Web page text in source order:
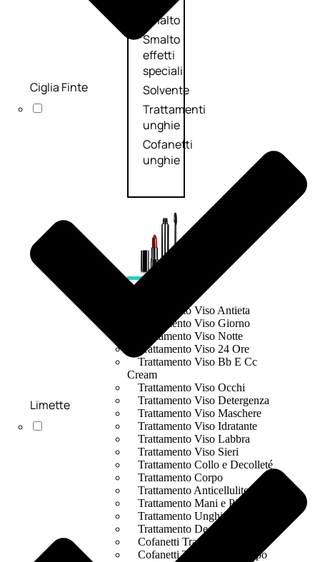
Smalto
Smalto
effetti
speciali
Solvente
Trattamenti
unghie
Cofanetti
unghie
Trattamento Viso Antieta
Trattamento Viso Giorno
Trattamento Viso Notte
Trattamento Viso 24 Ore
Trattamento Viso Bb E Cc
Cream
Trattamento Viso Occhi
Trattamento Viso Detergenza
Trattamento Viso Maschere
Trattamento Viso Idratante
Trattamento Viso Labbra
Trattamento Viso Sieri
Trattamento Collo e Decolleté
Trattamento Corpo
Trattamento Anticellulite
Trattamento Mani e Piedi
Trattamento Unghie
Trattamento Deodoranti
Cofanetti Trattamento Viso
Cofanetti Trattamento Corpo
Ciglia Finte
Limette